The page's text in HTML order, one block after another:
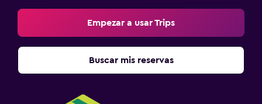
Empezar a usar Trips
Buscar mis reservas